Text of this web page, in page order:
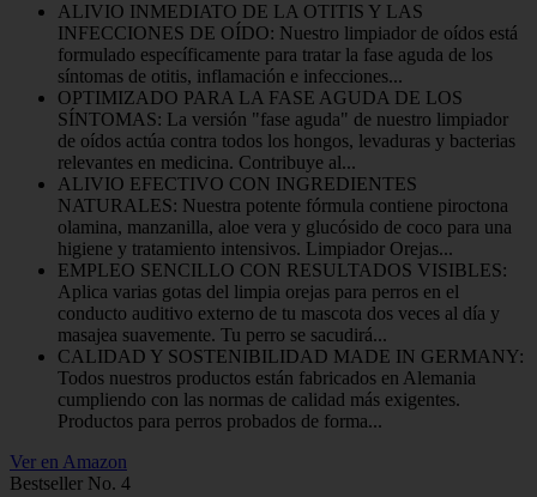
ALIVIO INMEDIATO DE LA OTITIS Y LAS
INFECCIONES DE OÍDO: Nuestro limpiador de oídos está
formulado específicamente para tratar la fase aguda de los
síntomas de otitis, inflamación e infecciones...
OPTIMIZADO PARA LA FASE AGUDA DE LOS
SÍNTOMAS: La versión "fase aguda" de nuestro limpiador
de oídos actúa contra todos los hongos, levaduras y bacterias
relevantes en medicina. Contribuye al...
ALIVIO EFECTIVO CON INGREDIENTES
NATURALES: Nuestra potente fórmula contiene piroctona
olamina, manzanilla, aloe vera y glucósido de coco para una
higiene y tratamiento intensivos. Limpiador Orejas...
EMPLEO SENCILLO CON RESULTADOS VISIBLES:
Aplica varias gotas del limpia orejas para perros en el
conducto auditivo externo de tu mascota dos veces al día y
masajea suavemente. Tu perro se sacudirá...
CALIDAD Y SOSTENIBILIDAD MADE IN GERMANY:
Todos nuestros productos están fabricados en Alemania
cumpliendo con las normas de calidad más exigentes.
Productos para perros probados de forma...
Ver en Amazon
Bestseller No. 4